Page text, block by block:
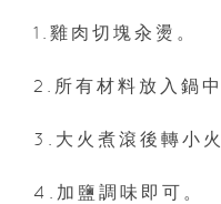
1.雞肉切塊汆燙。
2.所有材料放入鍋
3.大火煮滾後轉小
4.加鹽調味即可。